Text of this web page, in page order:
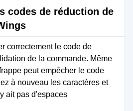
codes de réduction de
correctement le code de
de la commande. Même
peut empêcher le code
à nouveau les caractères et
ait pas d'espaces